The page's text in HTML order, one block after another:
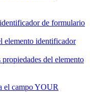
de formulario
elemento identificador
del elemento
el campo YOUR